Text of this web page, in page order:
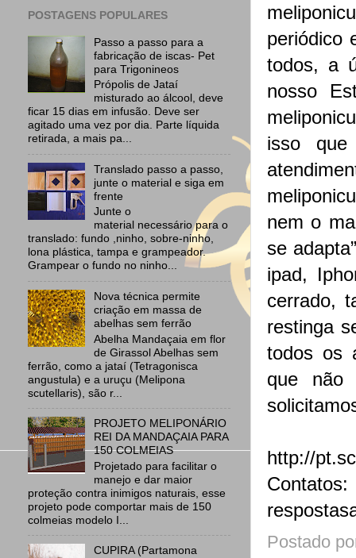
periódico
todos, a
nosso
isso
nem o
se
ipad,
cerrado,
restinga
todos os
que não
http://
Postado
POSTAGENS POPULARES
Passo a passo para a
fabricação de iscas- Pet
para Trigonineos
Própolis de Jataí
misturado ao álcool, deve
ficar 15 dias em infusão. Deve ser
agitado uma vez por dia. Parte líquida
retirada, a mais pa...
Translado passo a passo,
junte o material e siga em
frente
Junte o
material necessário para o
translado: fundo ,ninho, sobre-ninho,
lona plástica, tampa e grampeador.
Grampear o fundo no ninho...
Nova técnica permite
criação em massa de
abelhas sem ferrão
Abelha Mandaçaia em flor
de Girassol Abelhas sem
ferrão, como a jataí (Tetragonisca
angustula) e a uruçu (Melipona
scutellaris), são r...
PROJETO MELIPONÁRIO
REI DA MANDAÇAIA PARA
150 COLMEIAS
Projetado para facilitar o
manejo e dar maior
proteção contra inimigos naturais, esse
projeto pode comportar mais de 150
colmeias modelo I...
CUPIRA (Partamona